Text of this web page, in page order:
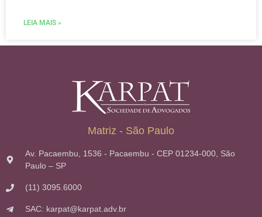
LEIA MAIS »
Matriz - São Paulo
Av. Pacaembu, 1536 - Pacaembu - CEP 01234-000, São
Paulo – SP
(11) 3095.6000
SAC: karpat@karpat.adv.br